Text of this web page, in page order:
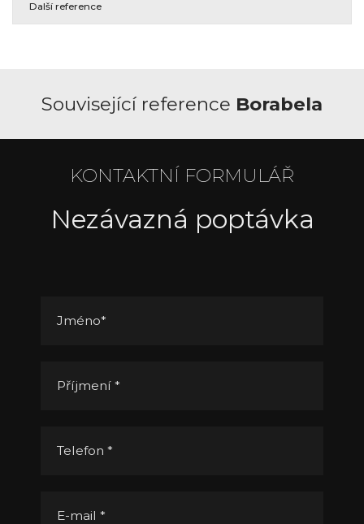
Další reference
Související reference Borabela
KONTAKTNÍ FORMULÁŘ
Nezávazná poptávka
Jméno*
Příjmení *
Telefon *
E-mail *